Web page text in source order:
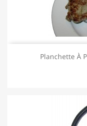
Planchette À